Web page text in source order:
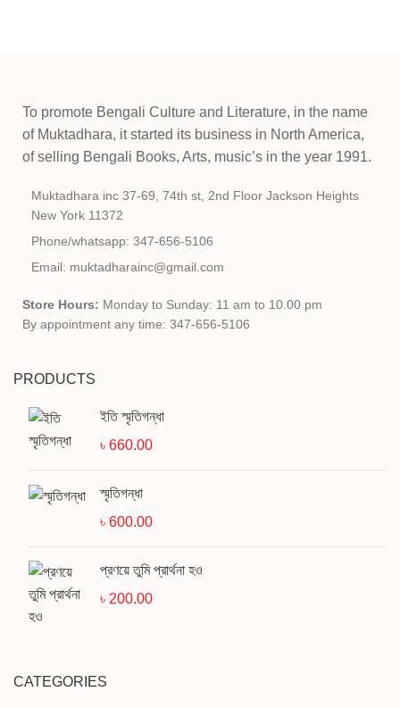
To promote Bengali Culture and Literature, in the name
of Muktadhara, it started its business in North America,
of selling Bengali Books, Arts, music’s in the year 1991.
Muktadhara inc 37-69, 74th st, 2nd Floor Jackson Heights
New York 11372
Phone/whatsapp: 347-656-5106
Email: muktadharainc@gmail.com
Store Hours: Monday to Sunday: 11 am to 10.00 pm
By appointment any time: 347-656-5106
PRODUCTS
ইতি স্মৃতিগন্ধা
৳ 660.00
স্মৃতিগন্ধা
৳ 600.00
প্রণয়ে তুমি প্রার্থনা হও
৳ 200.00
CATEGORIES